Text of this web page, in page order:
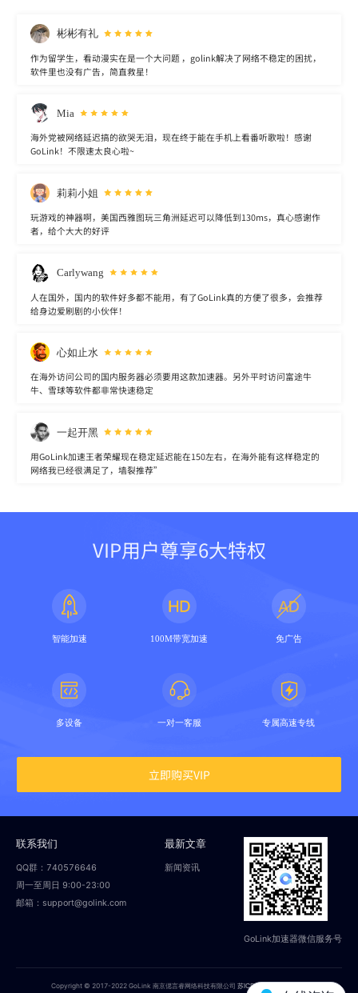
彬彬有礼
作为留学生，看动漫实在是一个大问题 ，golink解决了网络不稳定的困扰，
软件里也没有广告，简直救星！
Mia
海外党被网络延迟搞的欲哭无泪，现在终于能在手机上看番听歌啦！感谢
GoLink！不限速太良心啦~
莉莉小姐
玩游戏的神器啊，美国西雅图玩三角洲延迟可以降低到130ms，真心感谢作
者，给个大大的好评
Carlywang
人在国外，国内的软件好多都不能用，有了GoLink真的方便了很多，会推荐
给身边爱刷剧的小伙伴！
心如止水
在海外访问公司的国内服务器必须要用这款加速器。另外平时访问富途牛
牛、雪球等软件都非常快速稳定
一起开黑
用GoLink加速王者荣耀现在稳定延迟能在150左右，在海外能有这样稳定的
网络我已经很满足了，墙裂推荐”
VIP用户尊享6大特权
智能加速 100M带宽加速 免广告
多设备 一对一客服 专属高速专线
立即购买VIP
联系我们
QQ群：740576646
周一至周日 9:00-23:00
邮箱：support@golink.com
最新文章
新闻资讯
GoLink加速器微信服务号
Copyright © 2017-2022 GoLink 南京偲言睿网络科技有限公司苏ICP备18014251号-2